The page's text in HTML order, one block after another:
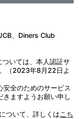
、Diners Club
いては、本人認証サ
（2023年8月22日よ
全のためのサービス
きますようお願い申し
ついて、詳しくはこち